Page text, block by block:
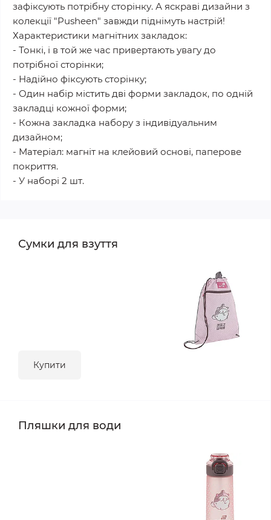
зафіксують потрібну сторінку. А яскраві дизайни з
колекції "Pusheen" завжди піднімуть настрій!
Характеристики магнітних закладок:
- Тонкі, і в той же час привертають увагу до
потрібної сторінки;
- Надійно фіксують сторінку;
- Один набір містить дві форми закладок, по одній
закладці кожної форми;
- Кожна закладка набору з індивідуальним
дизайном;
- Матеріал: магніт на клейовий основі, паперове
покриття.
- У наборі 2 шт.
Сумки для взуття
Купити
Пляшки для води